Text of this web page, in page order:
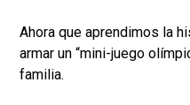
Ahora que aprendimos la
armar un “mini-juego
familia.